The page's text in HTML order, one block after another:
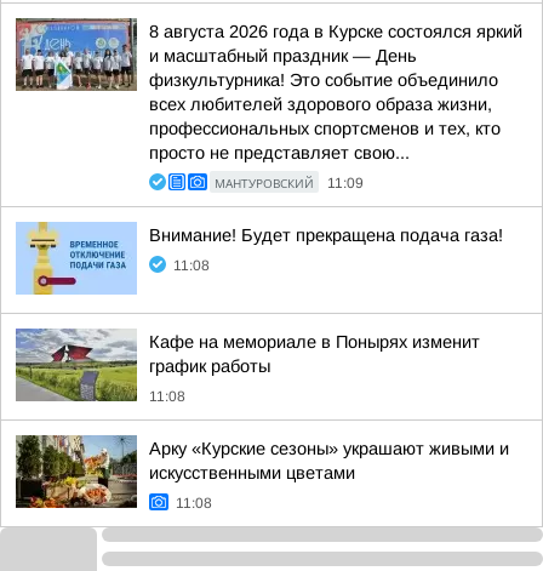
8 августа 2026 года в Курске состоялся яркий
и масштабный праздник — День
физкультурника! Это событие объединило
всех любителей здорового образа жизни,
профессиональных спортсменов и тех, кто
просто не представляет свою...
МАНТУРОВСКИЙ 11:09
Внимание! Будет прекращена подача газа!
11:08
Кафе на мемориале в Понырях изменит
график работы
11:08
Арку «Курские сезоны» украшают живыми и
искусственными цветами
11:08